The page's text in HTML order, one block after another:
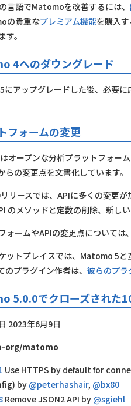
言語でMatomoを改善するには、
の貴重なプレミアム機能を購入す
す。
4へのダウングレード
にアップグレードした後、必要に
フォームの変更
オープンな分析プラットフォー
らの変更点を文書化しています。
リースでは、APIに多くの変更
のメソッドと定数の削除、新しい
ォームやAPIの変更点については、
ットプレイスでは、Matomo 5
のプラグイン作者は、 彼らのプ
5.0.0でクローズされた
2023年6月9日
org/matomo
Use HTTPS by default for
by @peterhashair, @bx80
Remove JSON2 API by @sgiehl